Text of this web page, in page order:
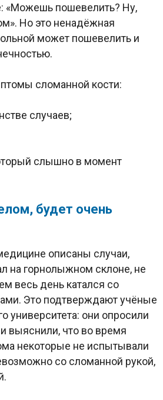
«Можешь пошевелить? Ну,
Но это ненадёжная
может пошевелить и
сломанной кости:
случаев;
слышно в момент
будет очень
описаны случаи,
на горнолыжном склоне, не
весь день катался со
Это подтверждают учёные
университета: они опросили
выяснили, что во время
некоторые не испытывали
со сломанной рукой,